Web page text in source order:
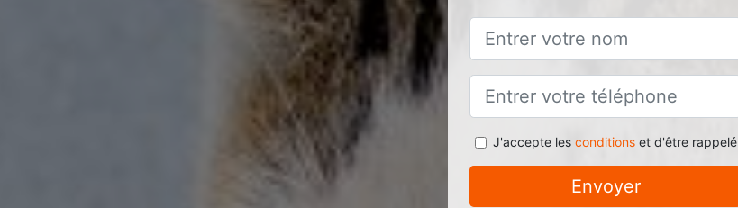
J'accepte les conditionset d'être rappelé
Envoyer